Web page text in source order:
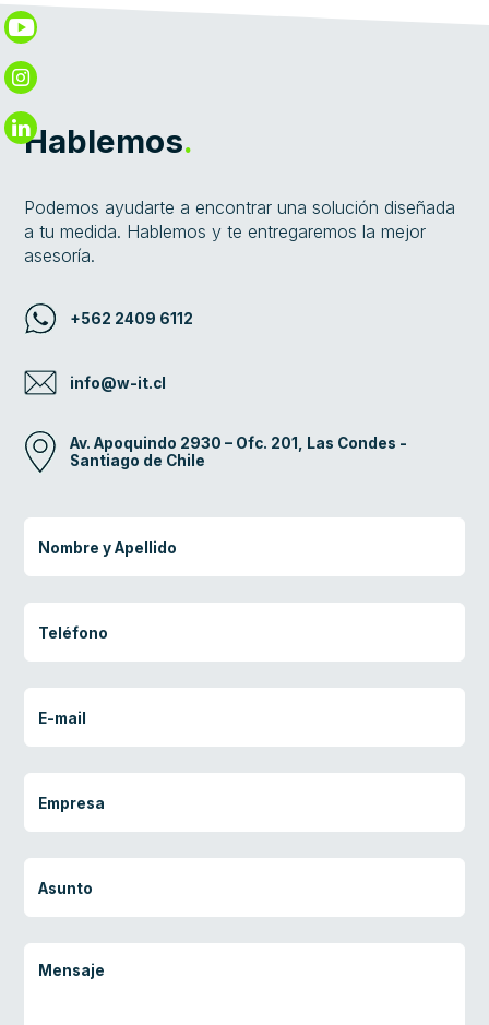
Hablemos.
Podemos ayudarte a encontrar una solución diseñada
a tu medida. Hablemos y te entregaremos la mejor
asesoría.
+562 2409 6112
info@w-it.cl
Av. Apoquindo 2930 – Ofc. 201, Las Condes -
Santiago de Chile